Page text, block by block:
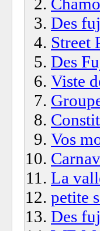
Des
Street
Des
Viste
Vos
La
petite
Des